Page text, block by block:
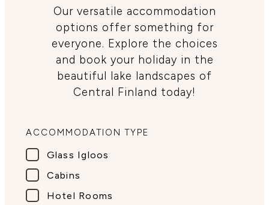
Our versatile accommodation
options offer something for
everyone. Explore the choices
and book your holiday in the
beautiful lake landscapes of
Central Finland today!
ACCOMMODATION TYPE
Glass Igloos
Cabins
Hotel Rooms